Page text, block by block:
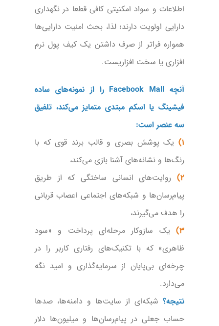
اطلاعات و سواد امکنیتی کافی قطعا در نگهداری
دارایی اولویت دارند؛ لذا، بحث امنیت دارایی‌ها
همواره فراتر از صرف داشتن یک کیف پول نرم
افزاری یا سخت افزاریست.
آنچه Facebook Mall را از نمونه‌های ساده
فیشینگ یا اسکم مبتدی متمایز می‌کند، تلفیق
سه عنصر است:
1)
یک پوشش بصری و قالب برند قوی که با
رنگ‌ها و نشانه‌های آشنا بازی می‌کند،
2)
روایت‌های انسانی ساختگی که از طریق
پیام‌رسان‌ها و شبکه‌های اجتماعی اعصاب قربانی
را هدف می‌گیرند،
3)
یک سازوکار مرحله‌ای پرداخت و «سود
ظاهری» که با تکنیک‌های رفتاری کاربر را در
چرخه‌ای بی‌پایان از سرمایه‌گذاری و امید نگه
می‌دارد.
نتیجه؟ شبکه‌ای از سایت‌ها و دامنه‌ها، صدها
حساب جعلی در پیام‌رسان‌ها و میلیون‌ها دلار